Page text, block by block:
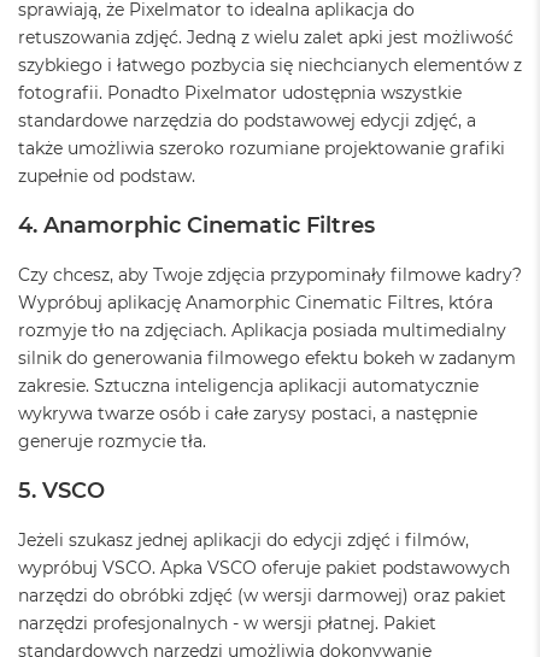
a
B
o
o
k
i
r
M
c
B
o
o
k
A
i
r
M
a
c
B
o
o
sprawiają, że Pixelmator to idealna aplikacja do
retuszowania zdjęć. Jedną z wielu zalet apki jest możliwość
szybkiego i łatwego pozbycia się niechcianych elementów z
fotografii. Ponadto Pixelmator udostępnia wszystkie
standardowe narzędzia do podstawowej edycji zdjęć, a
także umożliwia szeroko rozumiane projektowanie grafiki
zupełnie od podstaw.
4. Anamorphic Cinematic Filtres
Czy chcesz, aby Twoje zdjęcia przypominały filmowe kadry?
Wypróbuj aplikację Anamorphic Cinematic Filtres, która
rozmyje tło na zdjęciach. Aplikacja posiada multimedialny
silnik do generowania filmowego efektu bokeh w zadanym
zakresie. Sztuczna inteligencja aplikacji automatycznie
wykrywa twarze osób i całe zarysy postaci, a następnie
generuje rozmycie tła.
5. VSCO
Jeżeli szukasz jednej aplikacji do edycji zdjęć i filmów,
wypróbuj VSCO. Apka VSCO oferuje pakiet podstawowych
narzędzi do obróbki zdjęć (w wersji darmowej) oraz pakiet
narzędzi profesjonalnych - w wersji płatnej. Pakiet
standardowych narzędzi umożliwia dokonywanie